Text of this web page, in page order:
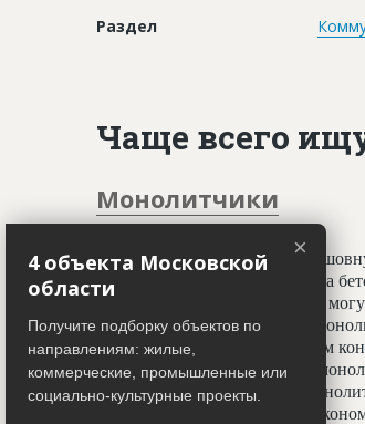
Раздел
Чаще всего
Монолитчики
Специалисты, создающие
принципу заливки фундамента
профессионалы-монолитчики
криволинейных элементов.
использован гораздо шире, чем
считается всесезонным. При
отделочным работам, а вес
20%, что даёт значительную
×
4 объекта Московской
области
Получите подборку объектов по
направлениям: жилые,
коммерческие, промышленные или
социально-культурные проекты.